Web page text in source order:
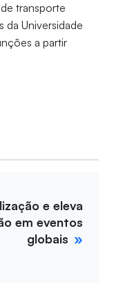
transporte
da Universidade
a partir
e eleva
em eventos
globais